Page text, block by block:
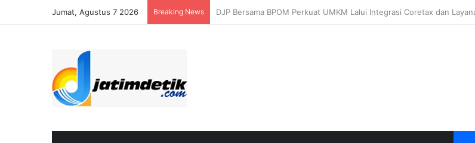
Jumat, Agustus 7 2026 Breaking News Kanwil DJP Jawa Timur I Optimistis Capai Target Penerimaan Pajak